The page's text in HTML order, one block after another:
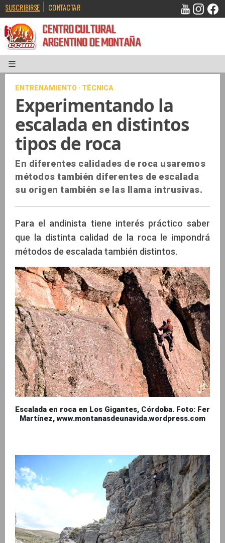
SUSCRIBIRSE | CONTACTAR
CENTRO CULTURAL
ARGENTINO DE MONTAÑA
ENTRENAMIENTO · TÉCNICA
Experimentando la
escalada en distintos
tipos de roca
En diferentes calidades de roca usaremos
métodos también diferentes de escalada
su origen también se las llama intrusivas.
Para el andinista tiene interés práctico saber
que la distinta calidad de la roca le impondrá
métodos de escalada también distintos.
Escalada en roca en Los Gigantes, Córdoba. Foto: Fer
Martínez, www.montanasdeunavida.wordpress.com